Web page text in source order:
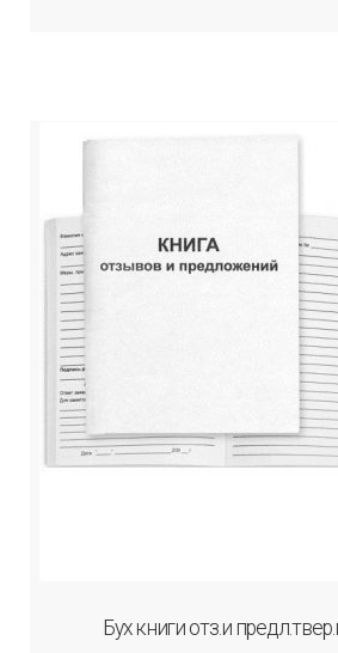
Бух книги отз.и